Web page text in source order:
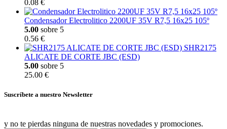
0.08 €
Condensador Electrolitico 2200UF 35V R7,5 16x25 105º
5.00 sobre 5
0.56 €
SHR2175
ALICATE DE CORTE JBC (ESD)
5.00 sobre 5
25.00 €
Suscríbete a nuestro Newsletter
y no te pierdas ninguna de nuestras novedades y promociones.